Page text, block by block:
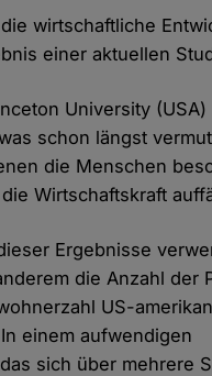
wirtschaftliche
einer aktuellen
University (USA)
schon längst
die Menschen
Wirtschaftskraft
Ergebnisse
die Anzahl der
US-
einem aufwendigen
sich über mehrere